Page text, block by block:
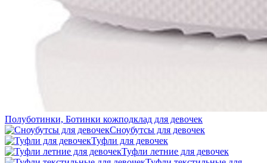
Полуботинки, Ботинки кожподклад для девочек
Сноубутсы для девочек
Туфли для девочек
Туфли летние для девочек